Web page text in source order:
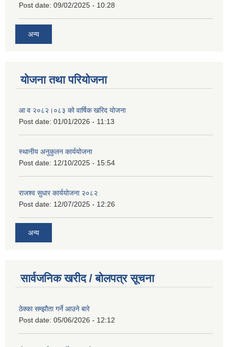
Post date: 09/02/2025 - 10:28
अन्य
योजना तथा परियोजना
आ व २०८२।०८३ को वार्षिक खरिद योजना
Post date: 01/01/2026 - 11:13
स्थानीय अनुकुलन कार्ययोजना
Post date: 12/10/2025 - 15:54
राजश्व सुधार कार्ययोजना २०८२
Post date: 12/07/2025 - 12:26
अन्य
सार्वजनिक खरीद / बोलपत्र सूचना
ठेक्का सम्झौता गर्ने आउने बारे
Post date: 05/06/2026 - 12:12